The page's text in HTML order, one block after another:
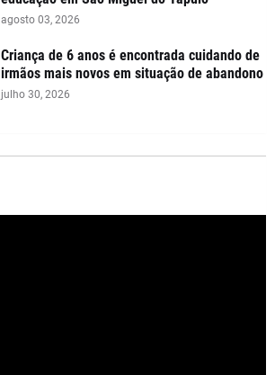
agosto 03, 2026
Criança de 6 anos é encontrada cuidando de
irmãos mais novos em situação de abandono
julho 30, 2026